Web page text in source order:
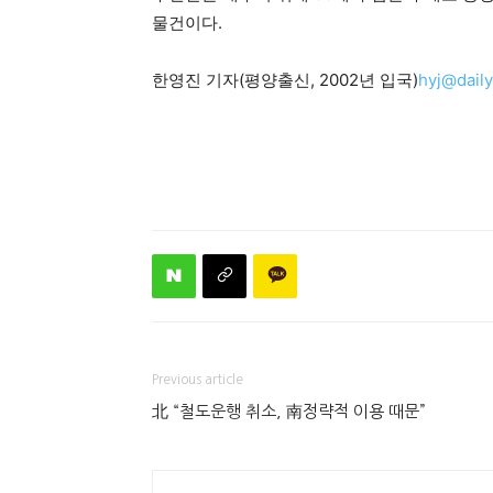
물건이다.
한영진 기자(평양출신, 2002년 입국)
Previous article
北 “철도운행 취소, 南정략적 이용 때문”